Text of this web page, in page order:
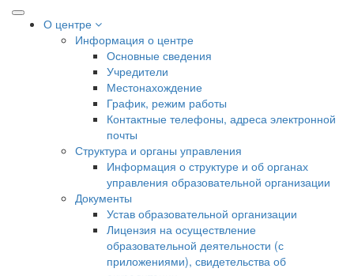
О центре
Информация о центре
Основные сведения
Учредители
Местонахождение
График, режим работы
Контактные телефоны, адреса электронной
почты
Структура и органы управления
Информация о структуре и об органах
управления образовательной организации
Документы
Устав образовательной организации
Лицензия на осуществление
образовательной деятельности (с
приложениями), свидетельства об